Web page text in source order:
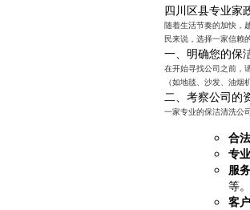
四川区县专业家
随着生活节奏的加快，
民来说，选择一家信赖
一、明确您的保
在开始寻找公司之前，
（如地毯、沙发、油烟
二、考察公司的
一家专业的保洁清洗公
合
专
服
等。
客